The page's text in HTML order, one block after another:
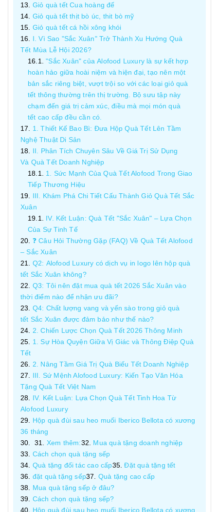
Giỏ quà tết Cua hoàng đế
Giỏ quà tết thịt bò úc, thit bò mỹ
Giỏ quà tết cá hồi xông khói
I. Vì Sao "Sắc Xuân" Trở Thành Xu Hướng Quà
Tết Mùa Lễ Hội 2026?
"Sắc Xuân" của Alofood Luxury là sự kết hợp
hoàn hảo giữa hoài niệm và hiện đại, tạo nên một
bản sắc riêng biệt, vượt trội so với các loại giỏ quà
tết thông thường trên thị trường. Bộ sưu tập này
chạm đến giá trị cảm xúc, điều mà mọi món quà
tết cao cấp đều cần có.
1. Thiết Kế Bao Bì: Đưa Hộp Quà Tết Lên Tầm
Nghệ Thuật Di Sản
II. Phân Tích Chuyên Sâu Về Giá Trị Sử Dụng
Và Quà Tết Doanh Nghiệp
1. Sức Mạnh Của Quà Tết Alofood Trong Giao
Tiếp Thương Hiệu
III. Khám Phá Chi Tiết Cấu Thành Giỏ Quà Tết Sắc
Xuân
IV. Kết Luận: Quà Tết "Sắc Xuân" – Lựa Chọn
Của Sự Tinh Tế
❓ Câu Hỏi Thường Gặp (FAQ) Về Quà Tết Alofood
– Sắc Xuân
Q2: Alofood Luxury có dịch vụ in logo lên hộp quà
tết Sắc Xuân không?
Q3: Tôi nên đặt mua quà tết 2026 Sắc Xuân vào
thời điểm nào để nhận ưu đãi?
Q4: Chất lượng vang và yến sào trong giỏ quà
tết Sắc Xuân được đảm bảo như thế nào?
2. Chiến Lược Chọn Quà Tết 2026 Thông Minh
1. Sự Hòa Quyện Giữa Vị Giác và Thông Điệp Quà
Tết
2. Nâng Tầm Giá Trị Quà Biếu Tết Doanh Nghiệp
III. Sứ Mệnh Alofood Luxury: Kiến Tạo Văn Hóa
Tặng Quà Tết Việt Nam
IV. Kết Luận: Lựa Chọn Quà Tết Tinh Hoa Từ
Alofood Luxury
Hộp quà đùi sau heo muối Iberico Bellota có xương
36 tháng
Xem thêm:
Mua quà tặng doanh nghiệp
Cách chọn quà tặng sếp
Quà tặng đối tác cao cấp
Đặt quà tặng tết
đặt quà tặng sếp
Quà tặng cao cấp
Mua quà tặng sếp ở đâu?
Cách chọn quà tặng sếp?
Hộp quà đùi sau heo muối Iberico Bellota có xương